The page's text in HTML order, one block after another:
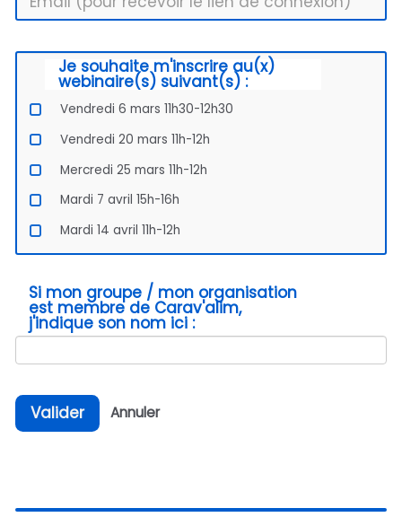
Je souhaite m'inscrire au(x)
webinaire(s) suivant(s) :
Vendredi 6 mars 11h30-12h30
Vendredi 20 mars 11h-12h
Mercredi 25 mars 11h-12h
Mardi 7 avril 15h-16h
Mardi 14 avril 11h-12h
Si mon groupe / mon organisation
est membre de Carav'alim,
j'indique son nom ici :
Valider Annuler